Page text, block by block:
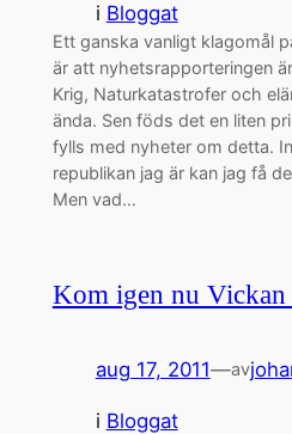
i Bloggat
Ett ganska vanligt klagomål
är att nyhetsrapporteringen
Krig, Naturkatastrofer och
ända. Sen föds det en liten
fylls med nyheter om detta.
republikan jag är kan jag få
Men vad…
Kom igen nu Vickan
aug 17, 2011—av
i Bloggat